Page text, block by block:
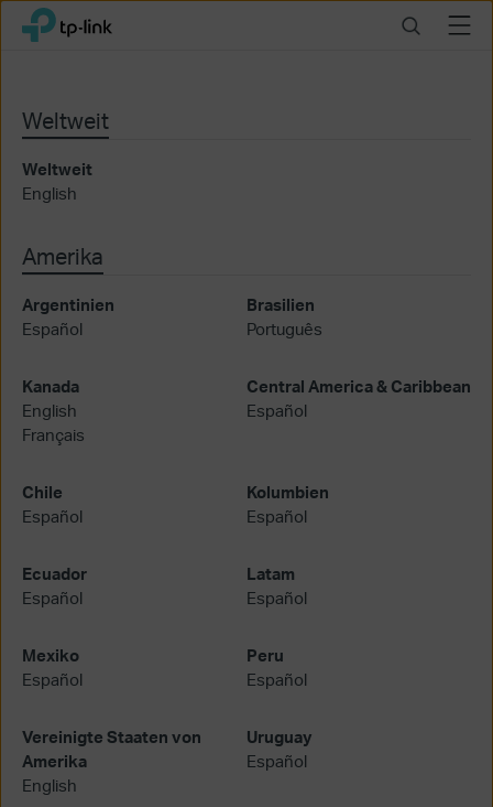
Click
navigation
bar
TP-Link, Reliably Smart SearchMenu
Weltweit
Weltweit
English
Amerika
Argentinien
Español
Brasilien
Português
Kanada
English
Français
Central America & Caribbean
Español
Chile
Español
Kolumbien
Español
Ecuador
Español
Latam
Español
Mexiko
Español
Peru
Español
Vereinigte Staaten von
Amerika
English
Uruguay
Español